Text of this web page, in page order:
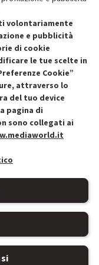
dal contratto qui
volontariamente
e pubblicità
di cookie
le tue scelte in
Cookie”
attraverso lo
del tuo device
pagina di
sono collegati ai